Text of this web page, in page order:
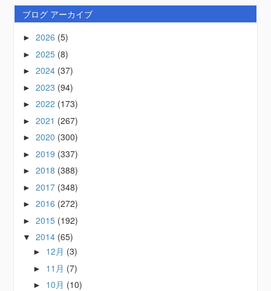
ブログ アーカイブ
►2026 (5)
►2025 (8)
►2024 (37)
►2023 (94)
►2022 (173)
►2021 (267)
►2020 (300)
►2019 (337)
►2018 (388)
►2017 (348)
►2016 (272)
►2015 (192)
▼2014 (65)
► 12月 (3)
► 11月 (7)
► 10月 (10)